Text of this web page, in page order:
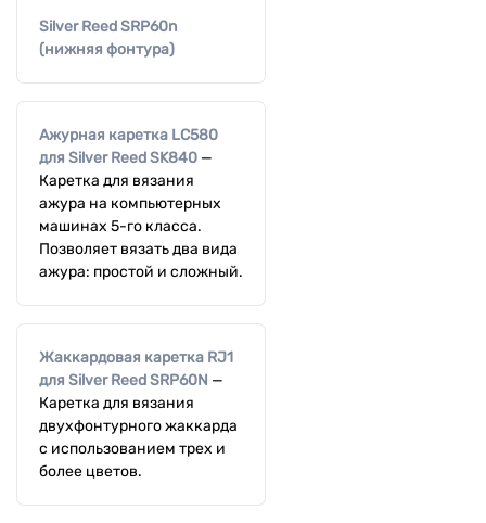
Silver Reed SRP60n
(нижняя фонтура)
Ажурная каретка LC580
для Silver Reed SK840 —
Каретка для вязания
ажура на компьютерных
машинах 5-го класса.
Позволяет вязать два вида
ажура: простой и сложный.
Жаккардовая каретка RJ1
для Silver Reed SRP60N —
Каретка для вязания
двухфонтурного жаккарда
с использованием трех и
более цветов.